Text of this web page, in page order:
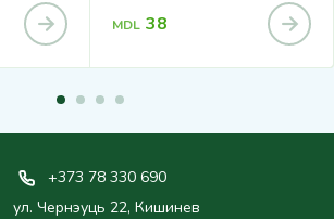
MDL 38
+373 78 330 690
ул. Чернэуць 22, Кишинев